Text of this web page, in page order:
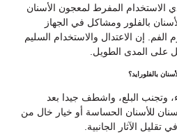
الاستخدام المفرط لمعجون الأسنان
بالفلور ومشاكل في الجهاز
إن الاعتدال والاستخدام السليم
على المدى الطويل.
بالفلورايد؟
وتجنب البلع، واشطف جيدا بعد
للأسنان الحساسة أو خيار خال من
تقليل الآثار الجانبية.